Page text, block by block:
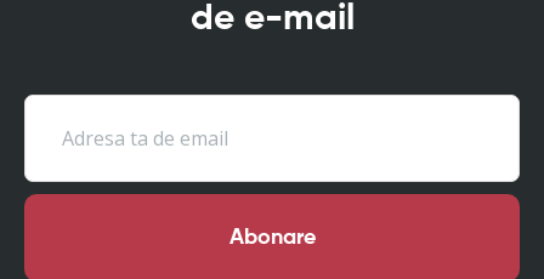
de e-mail
Abonare